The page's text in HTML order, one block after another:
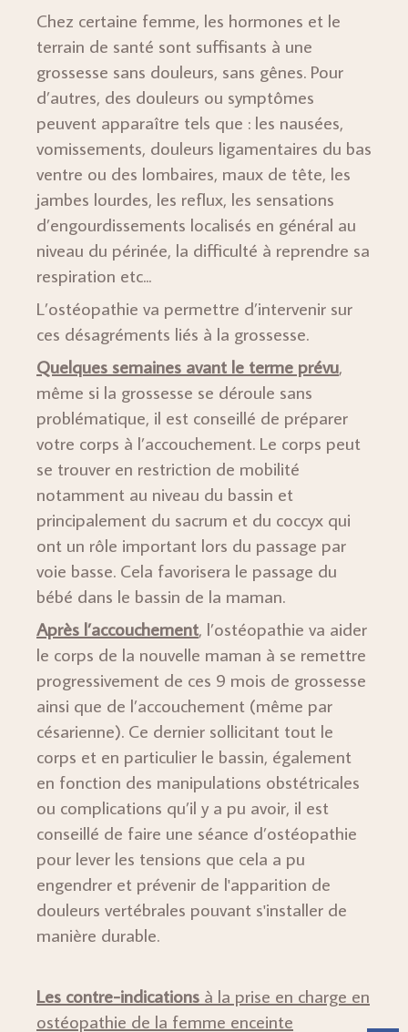
Chez certaine femme, les hormones et le
terrain de santé sont suffisants à une
grossesse sans douleurs, sans gênes. Pour
d’autres, des douleurs ou symptômes
peuvent apparaître tels que : les nausées,
vomissements, douleurs ligamentaires du bas
ventre ou des lombaires, maux de tête, les
jambes lourdes, les reflux, les sensations
d’engourdissements localisés en général au
niveau du périnée, la difficulté à reprendre sa
respiration etc...
L’ostéopathie va permettre d’intervenir sur
ces désagréments liés à la grossesse.
Quelques semaines avant le terme prévu,
même si la grossesse se déroule sans
problématique, il est conseillé de préparer
votre corps à l’accouchement. Le corps peut
se trouver en restriction de mobilité
notamment au niveau du bassin et
principalement du sacrum et du coccyx qui
ont un rôle important lors du passage par
voie basse. Cela favorisera le passage du
bébé dans le bassin de la maman.
Après l’accouchement, l’ostéopathie va aider
le corps de la nouvelle maman à se remettre
progressivement de ces 9 mois de grossesse
ainsi que de l’accouchement (même par
césarienne). Ce dernier sollicitant tout le
corps et en particulier le bassin, également
en fonction des manipulations obstétricales
ou complications qu’il y a pu avoir, il est
conseillé de faire une séance d’ostéopathie
pour lever les tensions que cela a pu
engendrer et prévenir de l'apparition de
douleurs vertébrales pouvant s'installer de
manière durable.
Les contre-indications à la prise en charge en
ostéopathie de la femme enceinte